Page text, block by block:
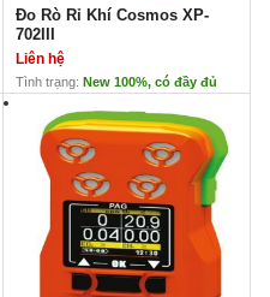
Đo Rò Rỉ Khí Cosmos XP-
702III
Liên hệ
Tình trạng: New 100%, có đầy đủ
Đo Rò Rỉ Khí Cosmos XP-702III
Liên hệ
Xuất xứ: Cosmos –
Nhật
Máy đo Nhỏ và nhẹ
Dễ dàng nhìn kết quả
trên màn hình hiển thị
Có 2 loại đèn cảnh